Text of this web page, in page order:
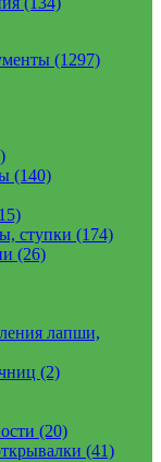
(1297)
(140)
ступки (174)
(26)
лапши,
(2)
(20)
(41)